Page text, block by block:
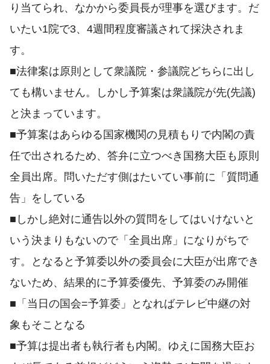
り当てられ、なかから委員長が理事を選びます。だ
いたい1院で3、4週間程度審議されて採決されま
す。
■法律案は原則として衆議院・参議院どちらに出し
ても構いません。しかし予算案は衆議院が先(先議)
と決まっています。
■予算案はあらゆる国家機関の見積もりで内閣の責
任で出されるため、答弁に立つべき国務大臣も原則
全員出席。問いただす側はたいてい事前に「質問通
告」をしている
■しかし絶対に通告以外の質問をしてはいけないと
いう決まりもないので「全員出席」になりがちで
す。となると予算委以外の委員会に大臣が出席でき
ないため、結果的に予算委優先、予算委のみ開催
■「当日の国会=予算委」となればテレビ中継の対
象もそことなる
■予算は提出者も執行者も内閣。ゆえに国務大臣お